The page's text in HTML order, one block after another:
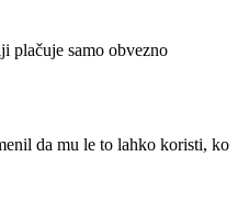
plačuje samo obvezno
da mu le to lahko koristi, ko